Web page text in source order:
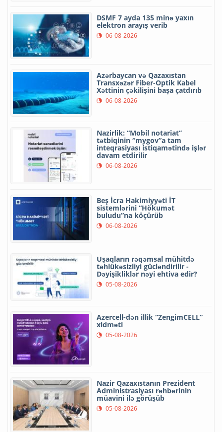
DSMF 7 ayda 135 minə yaxın
elektron arayış verib
06-08-2026
Azərbaycan və Qazaxıstan
Transxəzər Fiber-Optik Kabel
Xəttinin çəkilişini başa çatdırıb
06-08-2026
Nazirlik: “Mobil notariat”
tətbiqinin “mygov”a tam
inteqrasiyası istiqamətində işlər
davam etdirilir
06-08-2026
Beş İcra Hakimiyyəti İT
sistemlərini “Hökumət
buludu”na köçürüb
06-08-2026
Uşaqların rəqəmsal mühitdə
təhlükəsizliyi gücləndirilir -
Dəyişikliklər nəyi ehtiva edir?
05-08-2026
Azercell-dən illik “ZengimCELL”
xidməti
05-08-2026
Nazir Qazaxıstanın Prezident
Administrasiyası rəhbərinin
müavini ilə görüşüb
05-08-2026